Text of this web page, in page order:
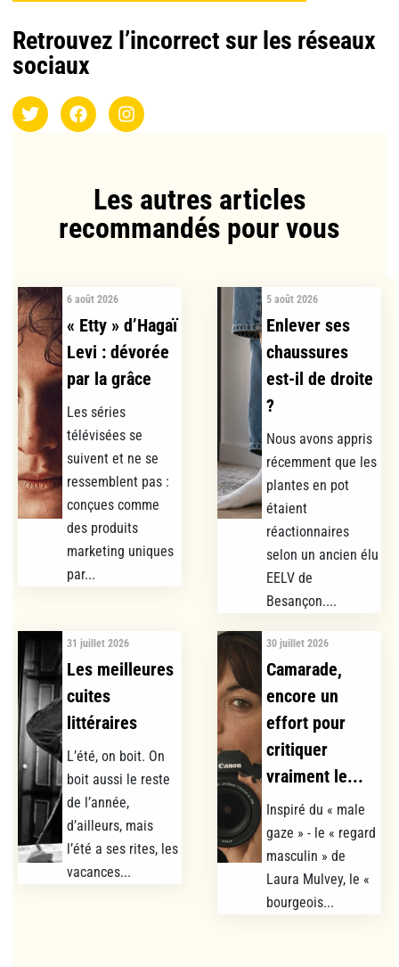
Retrouvez l’incorrect sur les réseaux
sociaux
Les autres articles
recommandés pour vous​
6 août 2026
« Etty » d’Hagaï
Levi : dévorée
par la grâce
Les séries
télévisées se
suivent et ne se
ressemblent pas :
conçues comme
des produits
marketing uniques
par...
5 août 2026
Enlever ses
chaussures
est-il de droite
?
Nous avons appris
récemment que les
plantes en pot
étaient
réactionnaires
selon un ancien élu
EELV de
Besançon....
31 juillet 2026
Les meilleures
cuites
littéraires
L’été, on boit. On
boit aussi le reste
de l’année,
d’ailleurs, mais
l’été a ses rites, les
vacances...
30 juillet 2026
Camarade,
encore un
effort pour
critiquer
vraiment le...
Inspiré du « male
gaze » - le « regard
masculin » de
Laura Mulvey, le «
bourgeois...